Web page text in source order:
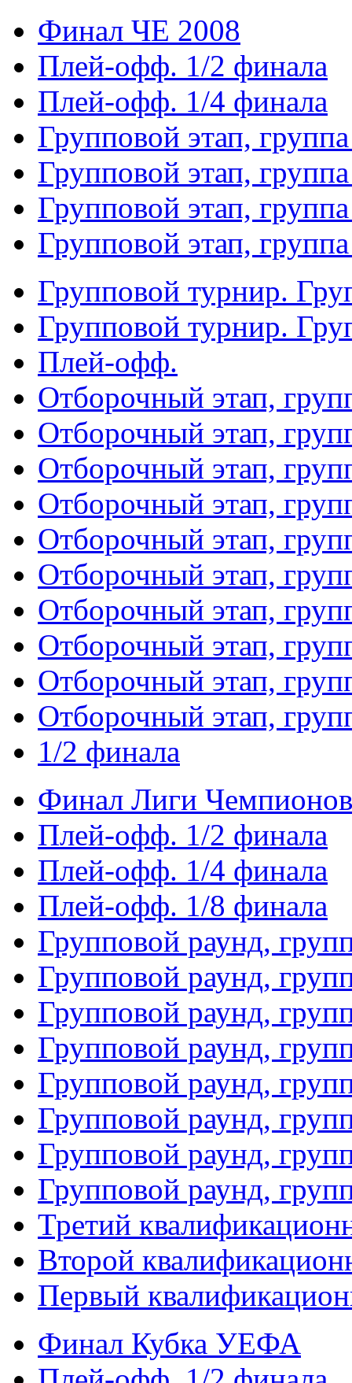
Финал ЧЕ 2008
Плей-офф. 1/2 финала
Плей-офф. 1/4 финала
Групповой этап,
Групповой этап,
Групповой этап,
Групповой этап,
Групповой турнир.
Групповой турнир.
Плей-офф.
Отборочный этап,
Отборочный этап,
Отборочный этап,
Отборочный этап,
Отборочный этап,
Отборочный этап,
Отборочный этап,
Отборочный этап,
Отборочный этап,
Отборочный этап,
1/2 финала
Финал Лиги Чемпионов
Плей-офф. 1/2 финала
Плей-офф. 1/4 финала
Плей-офф. 1/8 финала
Групповой раунд,
Групповой раунд,
Групповой раунд,
Групповой раунд,
Групповой раунд,
Групповой раунд,
Групповой раунд,
Групповой раунд,
Третий
Второй
Первый
Финал Кубка УЕФА